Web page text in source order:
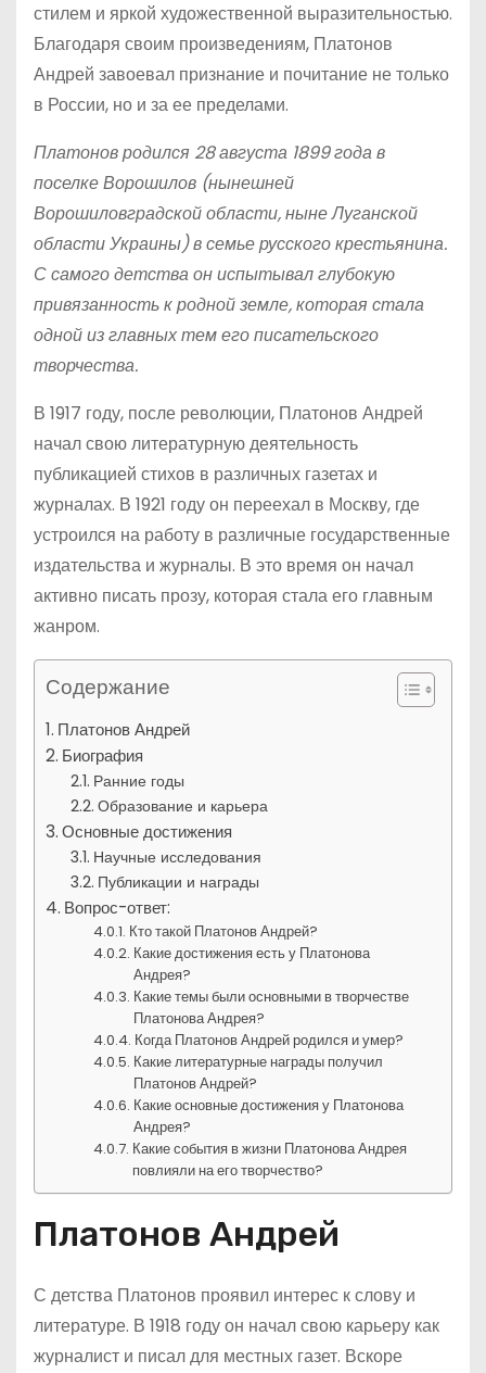
стилем и яркой художественной выразительностью.
Благодаря своим произведениям, Платонов
Андрей завоевал признание и почитание не только
в России, но и за ее пределами.
Платонов родился 28 августа 1899 года в
поселке Ворошилов (нынешней
Ворошиловградской области, ныне Луганской
области Украины) в семье русского крестьянина.
С самого детства он испытывал глубокую
привязанность к родной земле, которая стала
одной из главных тем его писательского
творчества.
В 1917 году, после революции, Платонов Андрей
начал свою литературную деятельность
публикацией стихов в различных газетах и
журналах. В 1921 году он переехал в Москву, где
устроился на работу в различные государственные
издательства и журналы. В это время он начал
активно писать прозу, которая стала его главным
жанром.
Содержание
Платонов Андрей
Биография
Ранние годы
Образование и карьера
Основные достижения
Научные исследования
Публикации и награды
Вопрос-ответ:
Кто такой Платонов Андрей?
Какие достижения есть у Платонова
Андрея?
Какие темы были основными в творчестве
Платонова Андрея?
Когда Платонов Андрей родился и умер?
Какие литературные награды получил
Платонов Андрей?
Какие основные достижения у Платонова
Андрея?
Какие события в жизни Платонова Андрея
повлияли на его творчество?
Платонов Андрей
С детства Платонов проявил интерес к слову и
литературе. В 1918 году он начал свою карьеру как
журналист и писал для местных газет. Вскоре